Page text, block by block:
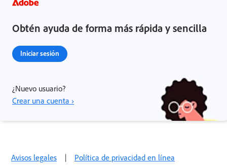
Obtén ayuda de forma más rápida y sencilla
Iniciar sesión
¿Nuevo usuario?
Crear una cuenta ›
Avisos legales | Política de privacidad en línea